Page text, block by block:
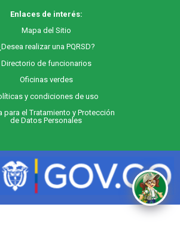
Enlaces de interés:
Mapa del Sitio
realizar una PQRSD?
Directorio de funcionarios
Oficinas verdes
y condiciones de uso
para el Tratamiento y Protección
de Datos Personales